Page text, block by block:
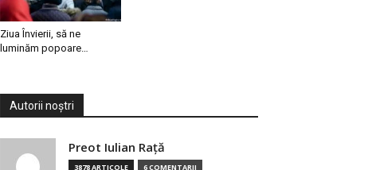
Ziua Învierii, să ne
luminăm popoare…
Autorii noștri
Preot Iulian Raţă
3878 ARTICOLE 6 COMENTARII